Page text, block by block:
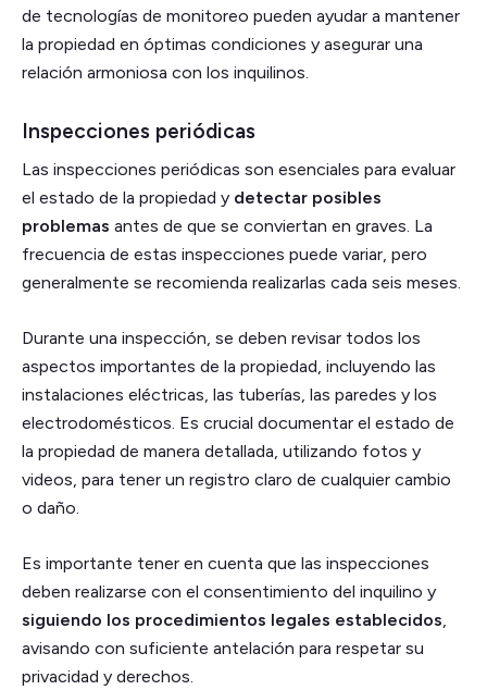
de tecnologías de monitoreo pueden ayudar a mantener
la propiedad en óptimas condiciones y asegurar una
relación armoniosa con los inquilinos.
Inspecciones periódicas
Las inspecciones periódicas son esenciales para evaluar
el estado de la propiedad y detectar posibles
problemas antes de que se conviertan en graves. La
frecuencia de estas inspecciones puede variar, pero
generalmente se recomienda realizarlas cada seis meses.
Durante una inspección, se deben revisar todos los
aspectos importantes de la propiedad, incluyendo las
instalaciones eléctricas, las tuberías, las paredes y los
electrodomésticos. Es crucial documentar el estado de
la propiedad de manera detallada, utilizando fotos y
videos, para tener un registro claro de cualquier cambio
o daño.
Es importante tener en cuenta que las inspecciones
deben realizarse con el consentimiento del inquilino y
siguiendo los procedimientos legales establecidos
avisando con suficiente antelación para respetar su
privacidad y derechos​.